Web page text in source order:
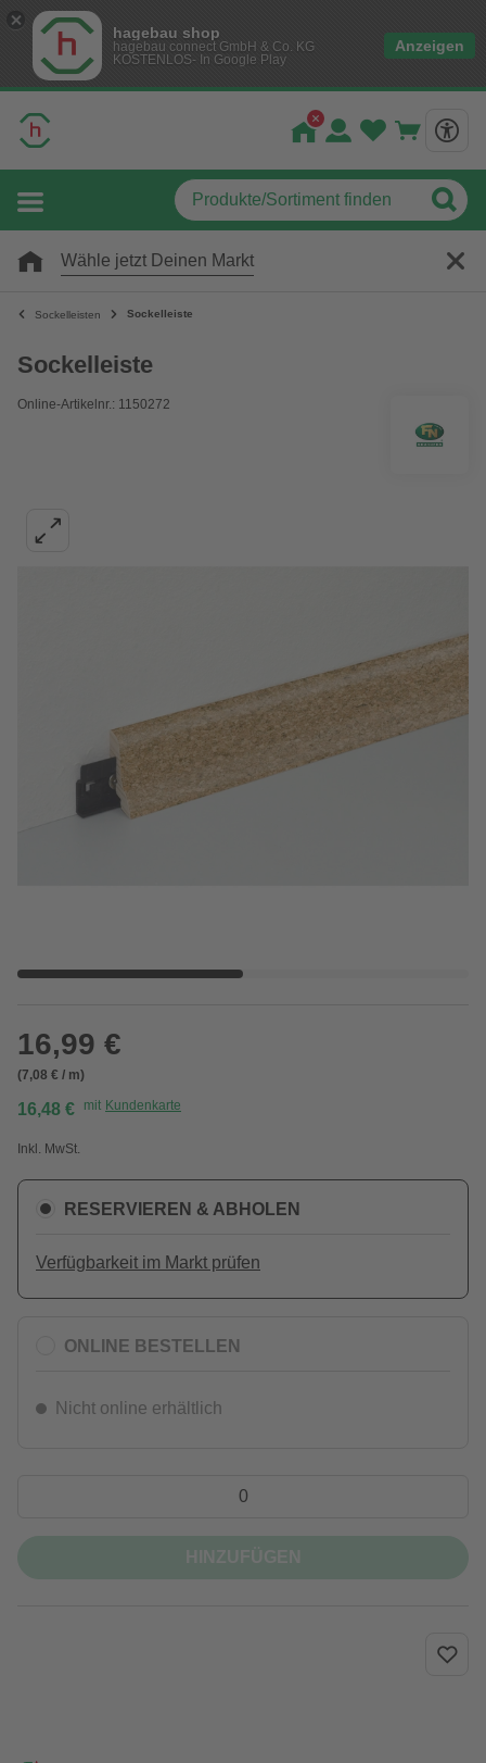
hagebau shop
hagebau connect GmbH & Co. KG
KOSTENLOS- In Google Play
Anzeigen
Wähle jetzt Deinen Markt
Sockelleisten Sockelleiste
Sockelleiste
Online-Artikelnr.: 1150272
16,99 €
(7,08 € / m)
16,48 € mit Kundenkarte
Inkl. MwSt.
RESERVIEREN & ABHOLEN
Verfügbarkeit im Markt prüfen
ONLINE BESTELLEN
Nicht online erhältlich